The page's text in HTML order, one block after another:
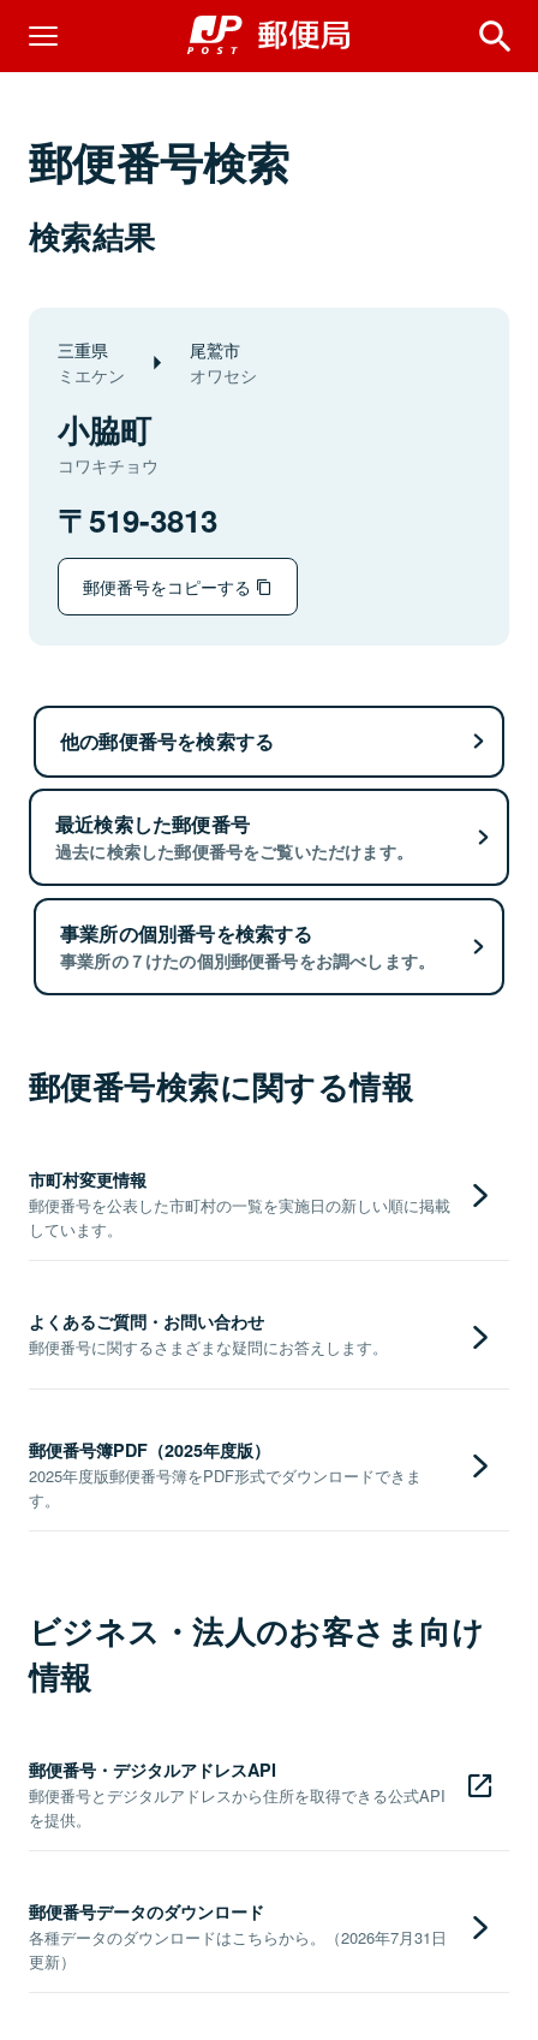
郵便番号検索
検索結果
三重県
ミエケン
尾鷲市
オワセシ
小脇町
コワキチョウ
519-3813
郵便番号をコピーする
他の郵便番号を検索する
最近検索した郵便番号
過去に検索した郵便番号をご覧いただけます。
事業所の個別番号を検索する
事業所の７けたの個別郵便番号をお調べします。
郵便番号検索に関する情報
市町村変更情報
郵便番号を公表した市町村の一覧を実施日の新しい順に掲載
しています。
よくあるご質問・お問い合わせ
郵便番号に関するさまざまな疑問にお答えします。
郵便番号簿PDF（2025年度版）
2025年度版郵便番号簿をPDF形式でダウンロードできま
す。
ビジネス・法人のお客さま向け
情報
郵便番号・デジタルアドレスAPI
郵便番号とデジタルアドレスから住所を取得できる公式API
を提供。
郵便番号データのダウンロード
各種データのダウンロードはこちらから。（2026年7月31日
更新）